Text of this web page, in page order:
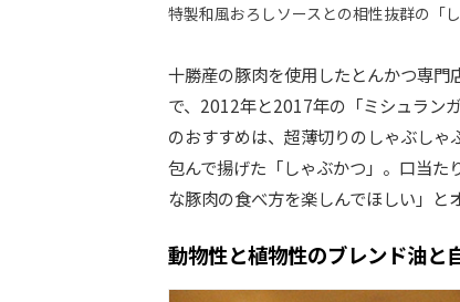
特製和風おろしソースとの相性抜群の「
十勝産の豚肉を使用したとんかつ専
で、2012年と2017年の「ミシュラン
のおすすめは、超薄切りのしゃぶし
包んで揚げた「しゃぶかつ」。口当た
な豚肉の食べ方を楽しんでほしい」と
動物性と植物性のブレンド油と